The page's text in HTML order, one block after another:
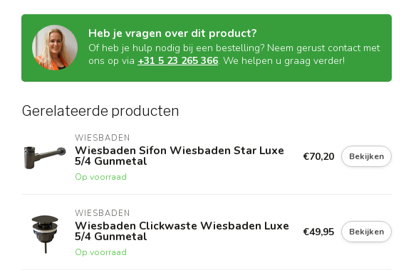
Heb je vragen over dit product?
Of heb je hulp nodig bij een bestelling? Neem gerust contact met
ons op via +31 5 23 265 366. We helpen u graag verder!
Gerelateerde producten
WIESBADEN
Wiesbaden Sifon Wiesbaden Star Luxe
5/4 Gunmetal
Op voorraad
€70,20 Bekijken
WIESBADEN
Wiesbaden Clickwaste Wiesbaden Luxe
5/4 Gunmetal
Op voorraad
€49,95 Bekijken